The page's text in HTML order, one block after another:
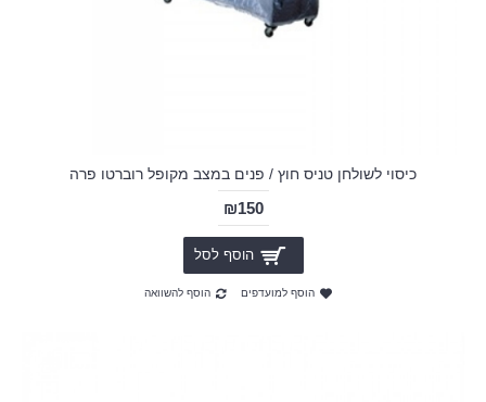
כיסוי לשולחן טניס חוץ / פנים במצב מקופל רוברטו פרה
₪150
הוסף לסל
הוסף למועדפים הוסף להשוואה